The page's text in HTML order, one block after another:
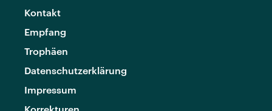
Kontakt
Empfang
Trophäen
Datenschutzerklärung
Impressum